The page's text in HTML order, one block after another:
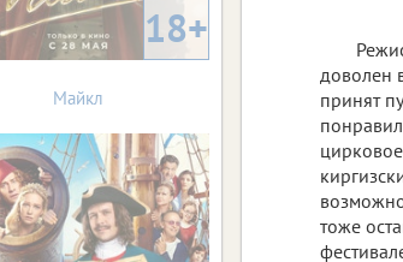
доволен
принят
тоже
18+
Майкл